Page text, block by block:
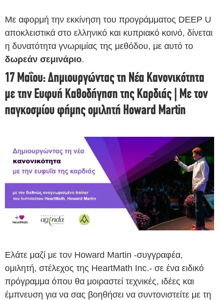
Με αφορμή την εκκίνηση του προγράμματος DEEP U
αποκλειστικά στο ελληνικό και κυπριακό κοινό, δίνεται
η δυνατότητα γνωριμίας της μεθόδου, με αυτό το
δωρεάν σεμινάριο.
17 Μαΐου: Δημιουργώντας τη Νέα Κανονικότητα
με την Ευφυή Καθοδήγηση της Καρδιάς | Με τον
παγκοσμίου φήμης ομιλητή Howard Martin
Ελάτε μαζί με τον Howard Martin -συγγραφέα,
ομιλητή, στέλεχος της HeartMath Inc.- σε ένα ειδικό
πρόγραμμα όπου θα μοιραστεί τεχνικές, ιδέες και
έμπνευση για να σας βοηθήσει να συντονιστείτε με τη